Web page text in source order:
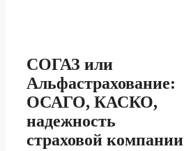
СОГАЗ или
Альфастрахование:
ОСАГО, КАСКО,
надежность
страховой компании